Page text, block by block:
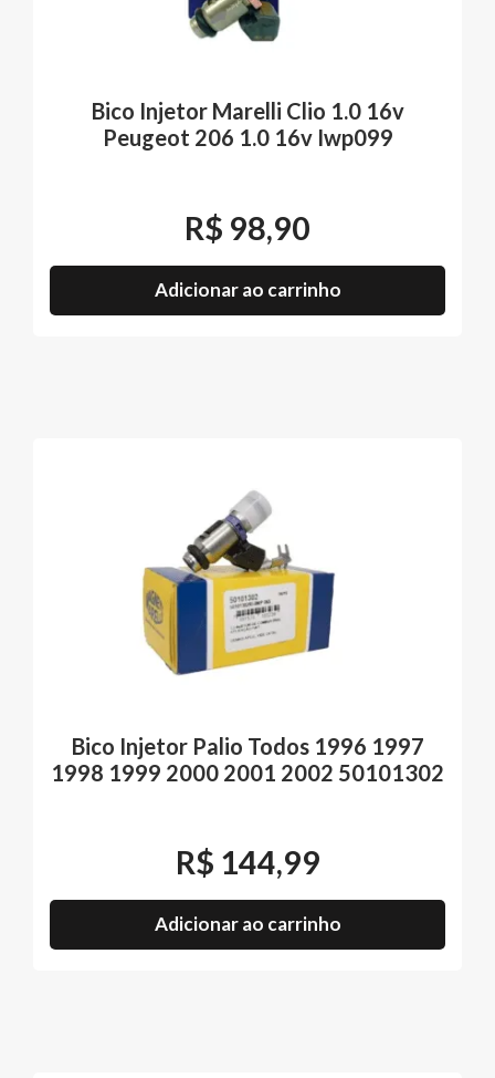
Bico Injetor Marelli Clio 1.0 16v
Peugeot 206 1.0 16v Iwp099
R$ 98,90
Adicionar ao carrinho
Bico Injetor Palio Todos 1996 1997
1998 1999 2000 2001 2002 50101302
R$ 144,99
Adicionar ao carrinho